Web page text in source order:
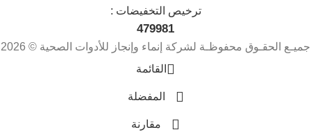
ترخيص التخفيضات :
479981
جميـع الحقـوق محفوظـة لشركة إنماء وإنجاز للأدوات الصحية © 2026
القائمة
المفضلة
مقارنة